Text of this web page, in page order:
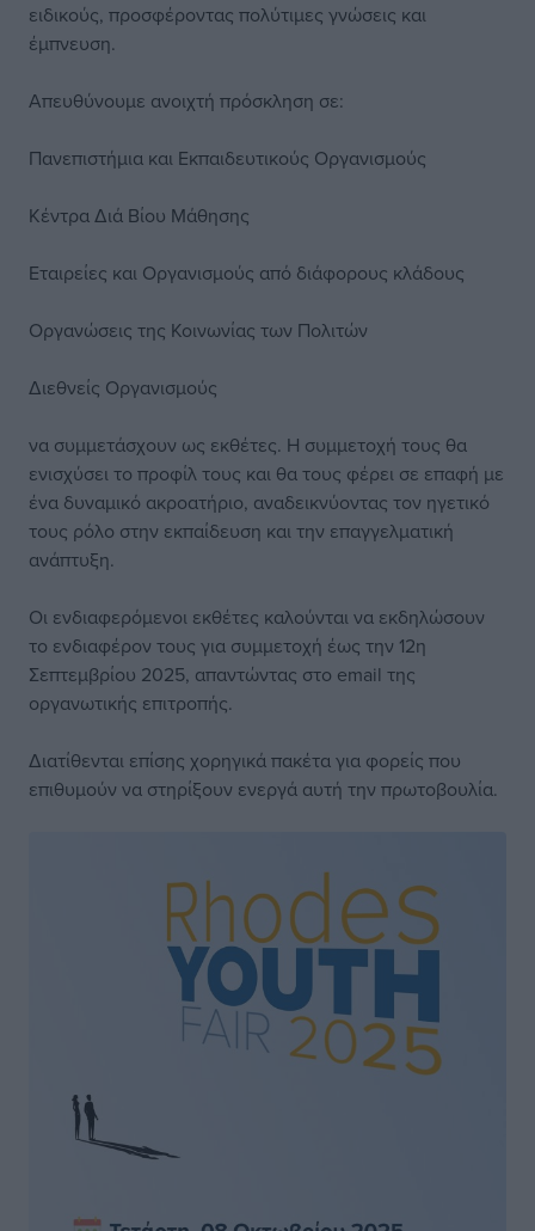
ειδικούς, προσφέροντας πολύτιμες γνώσεις και
έμπνευση.
Απευθύνουμε ανοιχτή πρόσκληση σε:
Πανεπιστήμια και Εκπαιδευτικούς Οργανισμούς
Κέντρα Διά Βίου Μάθησης
Εταιρείες και Οργανισμούς από διάφορους κλάδους
Οργανώσεις της Κοινωνίας των Πολιτών
Διεθνείς Οργανισμούς
να συμμετάσχουν ως εκθέτες. Η συμμετοχή τους θα
ενισχύσει το προφίλ τους και θα τους φέρει σε επαφή με
ένα δυναμικό ακροατήριο, αναδεικνύοντας τον ηγετικό
τους ρόλο στην εκπαίδευση και την επαγγελματική
ανάπτυξη.
Οι ενδιαφερόμενοι εκθέτες καλούνται να εκδηλώσουν
το ενδιαφέρον τους για συμμετοχή έως την 12η
Σεπτεμβρίου 2025, απαντώντας στο email της
οργανωτικής επιτροπής.
Διατίθενται επίσης χορηγικά πακέτα για φορείς που
επιθυμούν να στηρίξουν ενεργά αυτή την πρωτοβουλία.